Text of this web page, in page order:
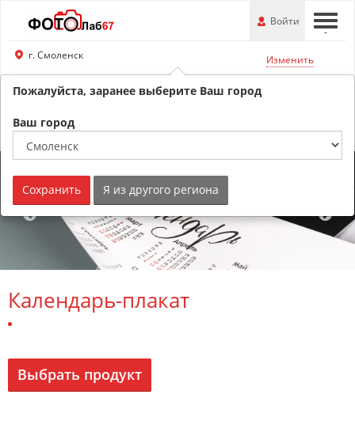
Перейти
основной
---
Войти
г. Смоленск Изменить
Обратный звонок
Календарь-плакат
Выбрать продукт
Пожалуйста, заранее выберите Ваш город
Ваш город
Сохранить Я из другого региона